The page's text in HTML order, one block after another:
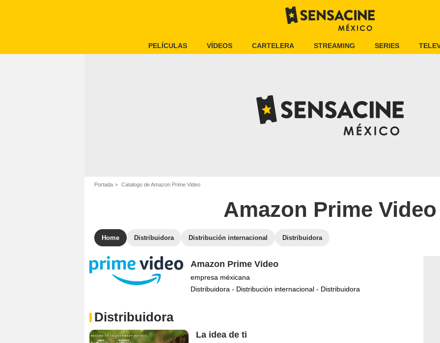
PELÍCULAS VÍDEOS CARTELERA STREAMING SERIES
Portada Catalogo de Amazon Prime Video
Amazon Prime Video
Home Distribuidora Distribución internacional Distribuidora
Amazon Prime Video
empresa méxicana
Distribuidora - Distribución internacional - Distribuidora
Distribuidora
La idea de ti